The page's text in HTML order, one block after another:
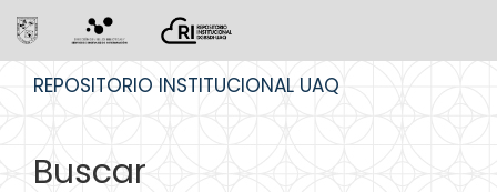
REPOSITORIO INSTITUCIONAL UAQ
Buscar